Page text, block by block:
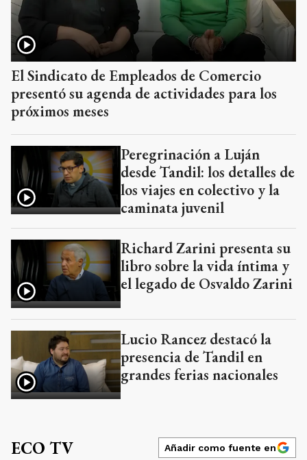
El Sindicato de Empleados de Comercio
presentó su agenda de actividades para los
próximos meses
Peregrinación a Luján
desde Tandil: los detalles de
los viajes en colectivo y la
caminata juvenil
Richard Zarini presenta su
libro sobre la vida íntima y
el legado de Osvaldo Zarini
Lucio Rancez destacó la
presencia de Tandil en
grandes ferias nacionales
ECO TV Añadir como fuente en